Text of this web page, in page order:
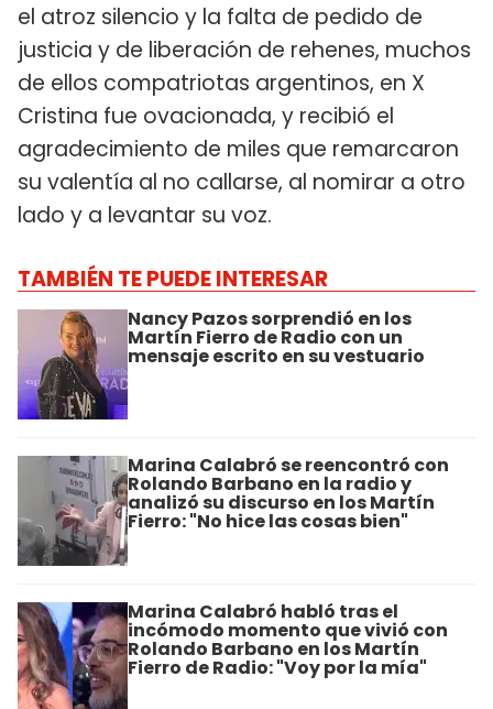
el atroz silencio y la falta de pedido de
justicia y de liberación de rehenes, muchos
de ellos compatriotas argentinos, en X
Cristina fue ovacionada, y recibió el
agradecimiento de miles que remarcaron
su valentía al no callarse, al nomirar a otro
lado y a levantar su voz.
TAMBIÉN TE PUEDE INTERESAR
Nancy Pazos sorprendió en los
Martín Fierro de Radio con un
mensaje escrito en su vestuario
Marina Calabró se reencontró con
Rolando Barbano en la radio y
analizó su discurso en los Martín
Fierro: "No hice las cosas bien"
Marina Calabró habló tras el
incómodo momento que vivió con
Rolando Barbano en los Martín
Fierro de Radio: "Voy por la mía"